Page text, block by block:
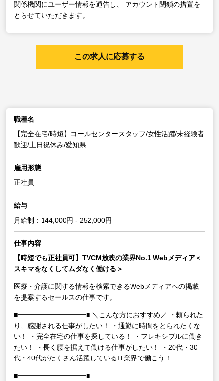
関係機関にユーザー情報を通告し、
アカウント閉鎖の措置を
とらせていただきます。
この求人に応募する
職種名
【完全在宅/時短】コールセンタースタッフ/女性活躍/未経験者
歓迎/土日祝休み/愛知県
雇用形態
正社員
給与
月給制：144,000円 - 252,000円
仕事内容
【時短でも正社員可】TVCM放映の業界No.1 Webメディア＜
スキマをなくしてムダなく働ける＞
医療・介護に関する情報を検索できるWebメディアへの掲載
を提案するセールスの仕事です。
■━━━━━━━━━━■ ＼こんな方におすすめ／
・頼られた
り、感謝される仕事がしたい！
・通勤に時間をとられたくな
い！
・完全在宅の仕事を探している！
・フレキシブルに働き
たい！
・長く腰を据えて働ける仕事がしたい！
・20代・30
代・40代がたくさん活躍しているIT業界で働こう！
■━━━━━━━━━━■